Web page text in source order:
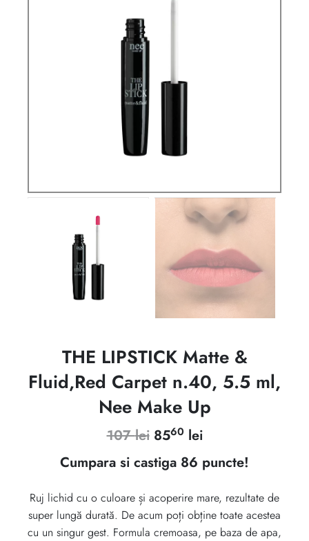
THE LIPSTICK Matte &
Fluid,Red Carpet n.40, 5.5 ml,
Nee Make Up
107lei Prețul
inițial
fost:
107 lei.
8560 leiPrețul
curent
8560 lei.
Cumpara si castiga 86 puncte!
Ruj lichid cu o culoare și acoperire mare, rezultate de
super lungă durată. De acum poți obține toate acestea
cu un singur gest. Formula cremoasa, pe baza de apa,